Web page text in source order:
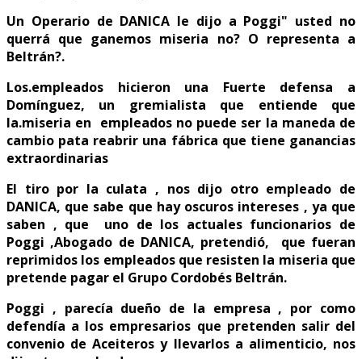
Un Operario de DANICA le dijo a Poggi" usted no
querrá que ganemos miseria no? O representa a
Beltrán?.
Los.empleados hicieron una Fuerte defensa a
Domínguez, un gremialista que entiende que
la.miseria en empleados no puede ser la maneda de
cambio pata reabrir una fábrica que tiene ganancias
extraordinarias
El tiro por la culata , nos dijo otro empleado de
DANICA, que sabe que hay oscuros intereses , ya que
saben , que uno de los actuales funcionarios de
Poggi ,Abogado de DANICA, pretendió, que fueran
reprimidos los empleados que resisten la miseria que
pretende pagar el Grupo Cordobés Beltrán.
Poggi , parecía dueño de la empresa , por como
defendía a los empresarios que pretenden salir del
convenio de Aceiteros y llevarlos a alimenticio, nos